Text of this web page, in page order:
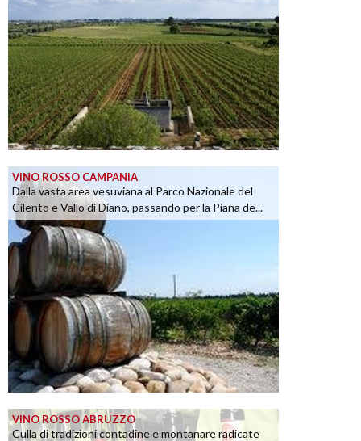
VINO ROSSO CAMPANIA
Dalla vasta area vesuviana al Parco Nazionale del
Cilento e Vallo di Diano, passando per la Piana de...
VINO ROSSO ABRUZZO
Culla di tradizioni contadine e montanare radicate